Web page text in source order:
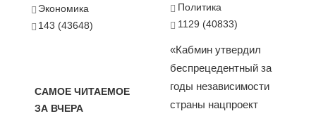
Экономика
143 (43648)
САМОЕ ЧИТАЕМОЕ
ЗА ВЧЕРА
Политика
1129 (40833)
«Кабмин утвердил
беспрецедентный за
годы независимости
страны нацпроект